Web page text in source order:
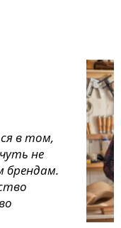
в том,
не
брендам.